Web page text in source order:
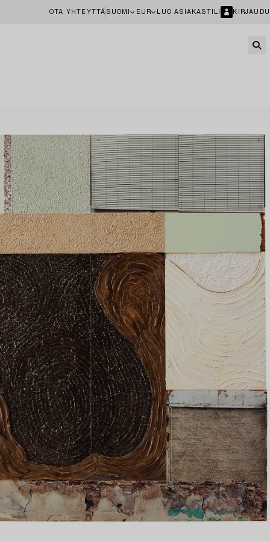
OTA YHTEYTTÄ SUOMI EUR LUO ASIAKASTILI KIRJAUDU